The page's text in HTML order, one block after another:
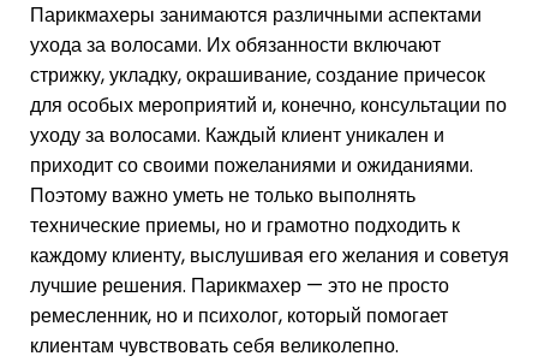
Парикмахеры занимаются различными аспектами
ухода за волосами. Их обязанности включают
стрижку, укладку, окрашивание, создание причесок
для особых мероприятий и, конечно, консультации по
уходу за волосами. Каждый клиент уникален и
приходит со своими пожеланиями и ожиданиями.
Поэтому важно уметь не только выполнять
технические приемы, но и грамотно подходить к
каждому клиенту, выслушивая его желания и советуя
лучшие решения. Парикмахер — это не просто
ремесленник, но и психолог, который помогает
клиентам чувствовать себя великолепно.